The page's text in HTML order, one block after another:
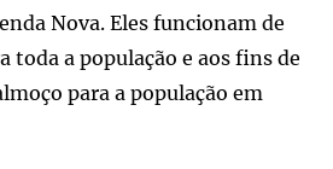
Nova. Eles funcionam de
toda a população e aos fins de
para a população em